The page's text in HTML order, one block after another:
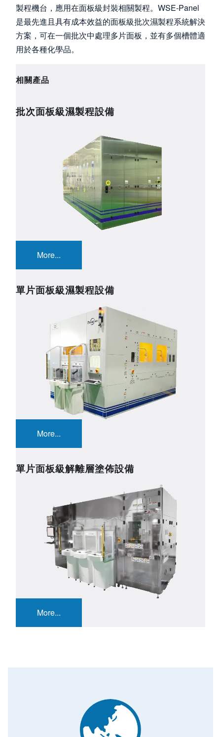
製程機台，應用在面板級封裝相關製程。WSE-Panel
是最先進且具有成本效益的面板級批次濕製程系統解決
方案，可在一個批次中處理多片面板，並有多個槽體適
用於各種化學品。
相關產品
批次面板級濕製程設備
More...
單片面板級濕製程設備
More...
單片面板級解離層塗佈設備
More...